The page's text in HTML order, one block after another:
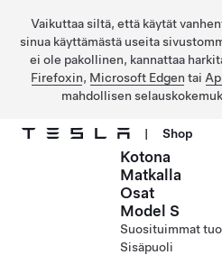
Vaikuttaa siltä, että käytät
sinua käyttämästä useita
ei ole pakollinen, kannattaa
Firefoxin, Microsoft Edgen tai
mahdollisen
| Shop
Kotona
Matkalla
Osat
Model S
Suosituimmat
Sisäpuoli